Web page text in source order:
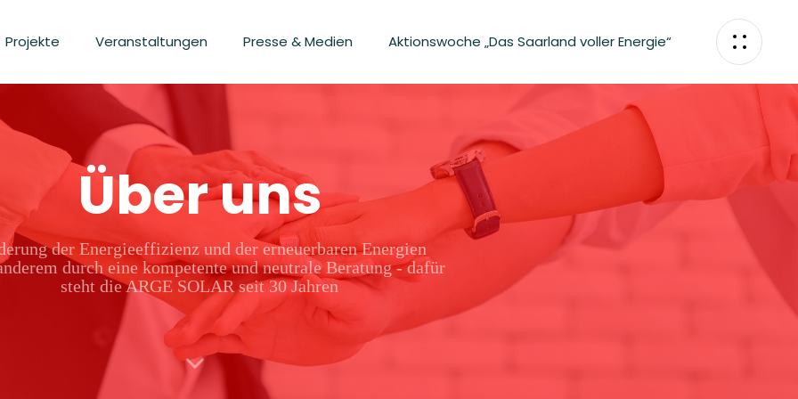
Projekte Veranstaltungen Presse & Medien Aktionswoche „Das Saarland voller Energie“
Über uns
der Energieeffizienz und der erneuerbaren Energien
durch eine kompetente und neutrale Beratung - dafür
steht die ARGE SOLAR seit 30 Jahren